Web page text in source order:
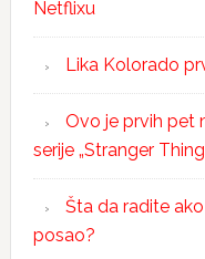
Netflixu
Lika Kolorado
Ovo je prvih pet
serije „Stranger
Šta da radite
posao?